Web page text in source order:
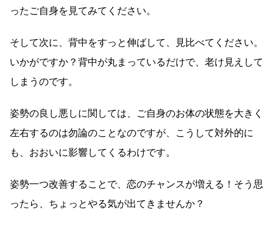
ったご自身を見てみてください。
そして次に、背中をすっと伸ばして、見比べてください。
いかがですか？背中が丸まっているだけで、老け見えして
しまうのです。
姿勢の良し悪しに関しては、ご自身のお体の状態を大きく
左右するのは勿論のことなのですが、こうして対外的に
も、おおいに影響してくるわけです。
姿勢一つ改善することで、恋のチャンスが増える！そう思
ったら、ちょっとやる気が出てきませんか？